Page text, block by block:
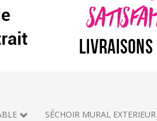
SÉCHOIR MURAL EXTERIEUR